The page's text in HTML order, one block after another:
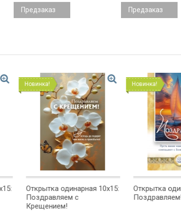
Предзаказ Предзаказ
Новинка!
Открытка одинарная 10x15:
Поздравляем с
Крещением!
Новинка!
Открытка
Поздравляем!